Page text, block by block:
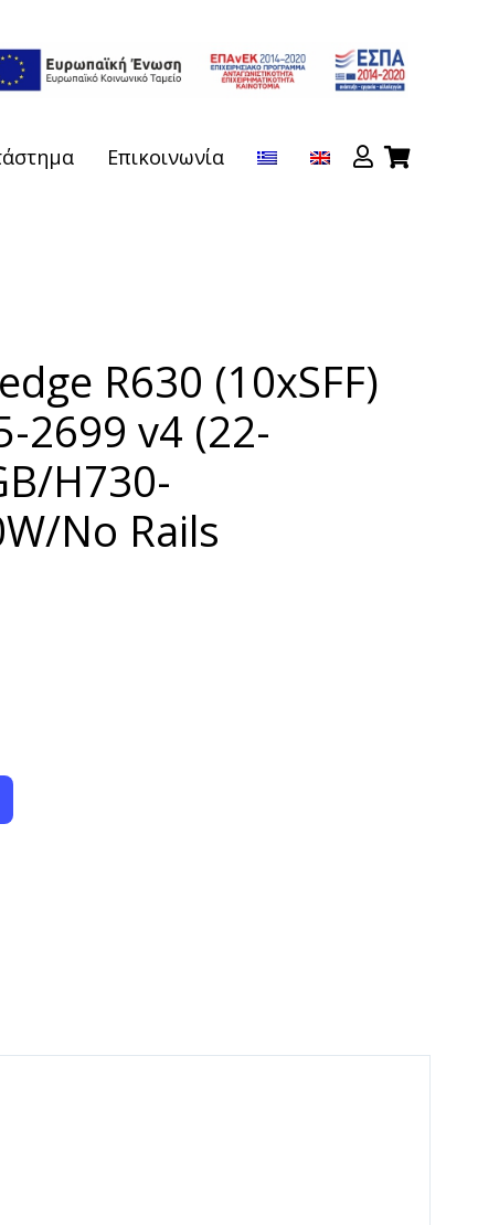
Επικοινωνία
R630 (10xSFF)
2699 v4 (22-
H730-
No Rails